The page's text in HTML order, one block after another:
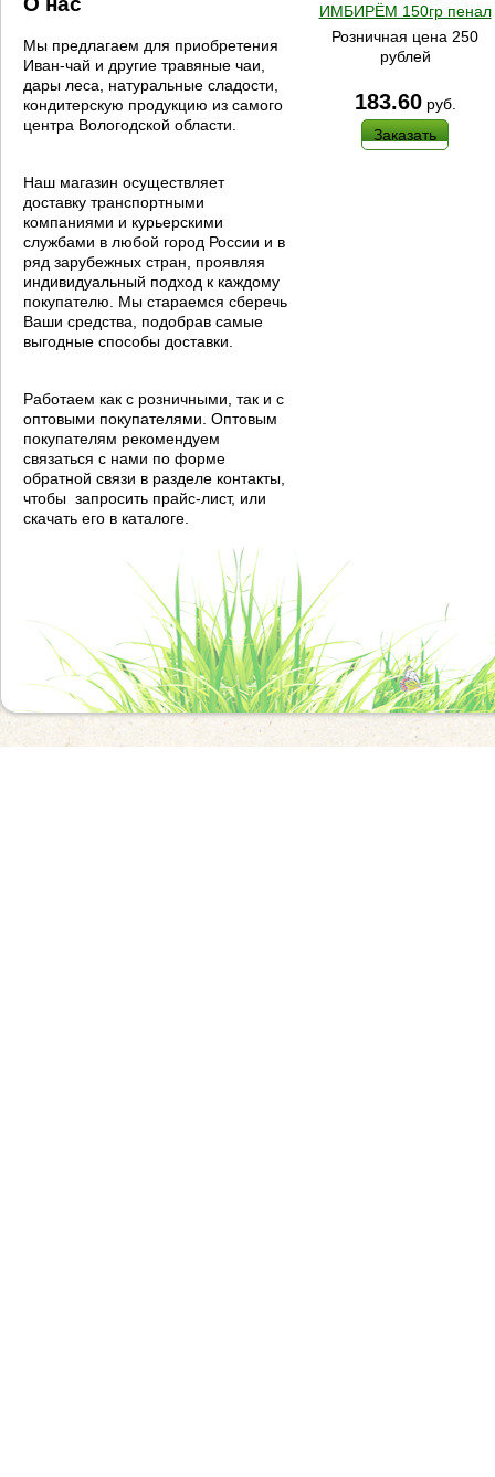
Мы предлагаем для приобретения
Иван-чай и другие травяные чаи,
дары леса, натуральные сладости,
кондитерскую продукцию из самого
центра Вологодской области.
Наш магазин осуществляет
доставку транспортными
компаниями и курьерскими
службами в любой город России и в
ряд зарубежных стран, проявляя
индивидуальный подход к каждому
покупателю. Мы стараемся сберечь
Ваши средства, подобрав самые
выгодные способы доставки.
Работаем как с розничными, так и с
оптовыми покупателями. Оптовым
покупателям рекомендуем
связаться с нами по форме
обратной связи в разделе контакты,
чтобы запросить прайс-лист, или
скачать его в каталоге.
ИМБИРЁМ 150гр пенал
Розничная цена 250
рублей
183.60 руб.
Заказать